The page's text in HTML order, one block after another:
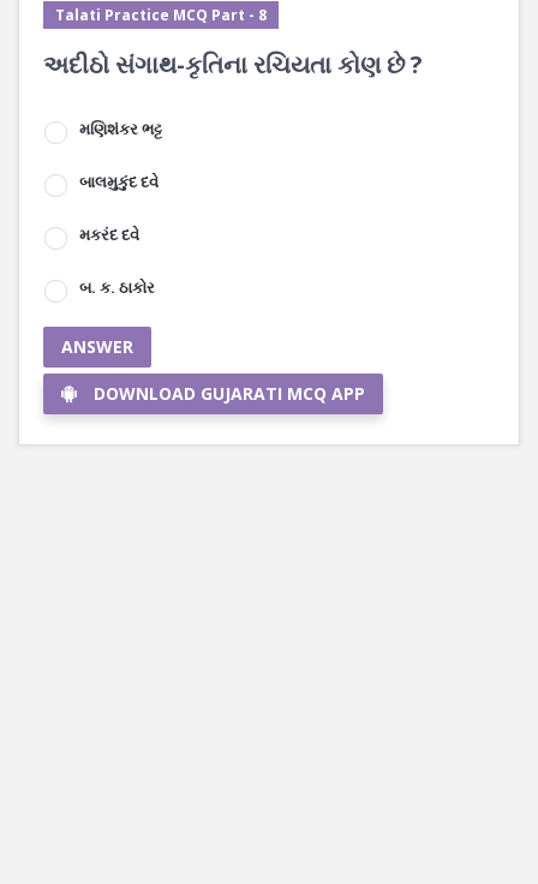
Talati Practice MCQ Part - 8
અદીઠો સંગાથ-કૃતિના રચિયતા કોણ છે ?
મણિશંકર ભટ્ટ
બાલમુકુંદ દવે
મકરંદ દવે
બ. ક. ઠાકોર
ANSWER
DOWNLOAD GUJARATI MCQ APP